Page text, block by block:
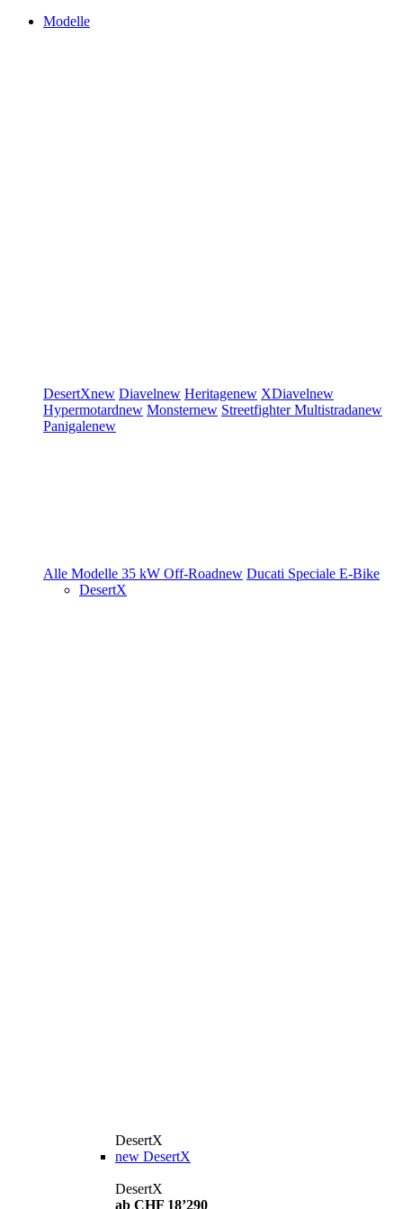
Modelle
DesertXnew Diavelnew Heritagenew XDiavelnew
Hypermotardnew Monsternew StreetfighterMultistradanew
Panigalenew
Alle Modelle 35 kW Off-Roadnew Ducati Speciale E-Bike
DesertX
DesertX
new DesertX
DesertX
ab CHF 18’290